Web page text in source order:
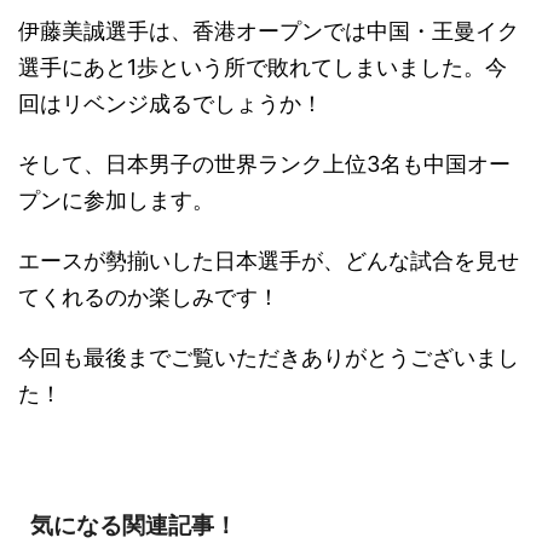
伊藤美誠選手は、香港オープンでは中国・王曼イク
選手にあと1歩という所で敗れてしまいました。今
回はリベンジ成るでしょうか！
そして、日本男子の世界ランク上位3名も中国オー
プンに参加します。
エースが勢揃いした日本選手が、どんな試合を見せ
てくれるのか楽しみです！
今回も最後までご覧いただきありがとうございまし
た！
気になる関連記事！